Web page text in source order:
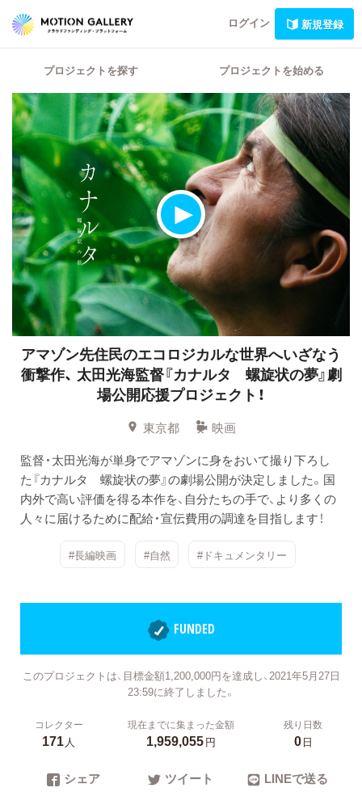
ログイン 新規登録
プロジェクトを探す プロジェクトを始める
アマゾン先住民のエコロジカルな世界へいざなう
衝撃作、 太田光海監督『カナルタ 螺旋状の夢』劇
場公開応援プロジェクト！
東京都
映画
監督・太田光海が単身でアマゾンに身をおいて撮り下ろし
た『カナルタ 螺旋状の夢』の劇場公開が決定しました。国
内外で高い評価を得る本作を、自分たちの手で、より多くの
人々に届けるために配給・宣伝費用の調達を目指します！
#長編映画 #自然 #ドキュメンタリー
FUNDED
このプロジェクトは、目標金額1,200,000円を達成し、2021年5月27日
23:59に終了しました。
コレクター
171人
現在までに集まった金額
1,959,055円
残り日数
0日
シェア ツイート LINEで送る